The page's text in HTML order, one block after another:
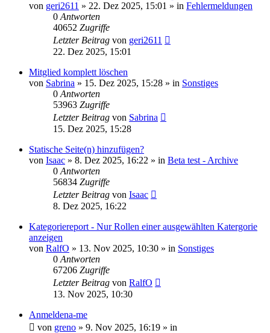
von geri2611 » 22. Dez 2025, 15:01 » in Fehlermeldungen
0 Antworten
40652 Zugriffe
Letzter Beitrag von geri2611
22. Dez 2025, 15:01
Mitglied komplett löschen
von Sabrina » 15. Dez 2025, 15:28 » in Sonstiges
0 Antworten
53963 Zugriffe
Letzter Beitrag von Sabrina
15. Dez 2025, 15:28
Statische Seite(n) hinzufügen?
von Isaac » 8. Dez 2025, 16:22 » in Beta test - Archive
0 Antworten
56834 Zugriffe
Letzter Beitrag von Isaac
8. Dez 2025, 16:22
Kategoriereport - Nur Rollen einer ausgewählten Katergorie
anzeigen
von RalfO » 13. Nov 2025, 10:30 » in Sonstiges
0 Antworten
67206 Zugriffe
Letzter Beitrag von RalfO
13. Nov 2025, 10:30
Anmeldena-me
von greno » 9. Nov 2025, 16:19 » in